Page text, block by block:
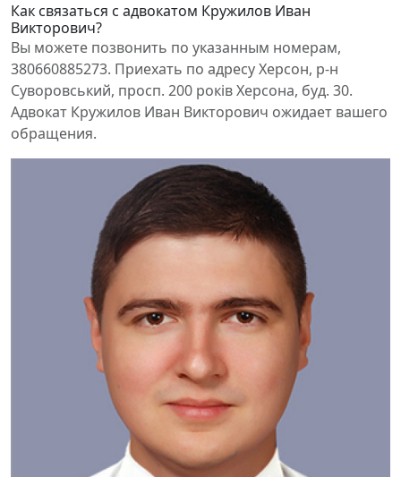
Как связаться с адвокатом Кружилов Иван
Викторович?
Вы можете позвонить по указанным номерам,
380660885273. Приехать по адресу Херсон, р-н
Суворовський, просп. 200 років Херсона, буд. 30.
Адвокат Кружилов Иван Викторович ожидает вашего
обращения.